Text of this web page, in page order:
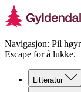
Navigasjon: Pil
Escape for å lukke.
Litteratur